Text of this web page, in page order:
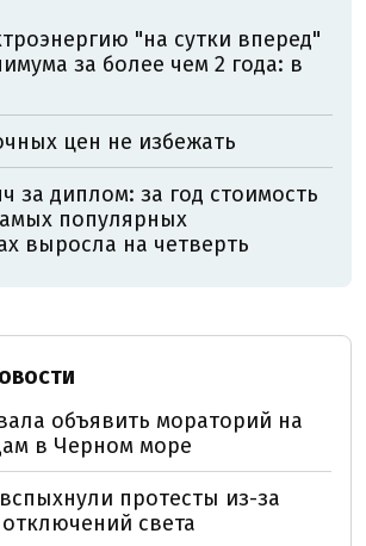
"на сутки вперед"
за более чем 2 года: в
цен не избежать
за диплом: за год стоимость
популярных
выросла на четверть
объявить мораторий на
в Черном море
протесты из-за
света